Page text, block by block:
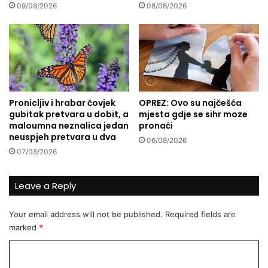
a
n
i
t
r
e
n
i
n
z
i
n
e
t
s
u
e
n
t
r
u
g
r
a
d
a
S
09/08/2026 08/08/2026
Pronicljiv i hrabar čovjek
gubitak pretvara u dobit, a
maloumna neznalica jedan
neuspjeh pretvara u dva
07/08/2026
OPREZ: Ovo su najčešća
mjesta gdje se sihr moze
pronaći
06/08/2026
Leave a Reply
Your email address will not be published. Required fields are
marked *